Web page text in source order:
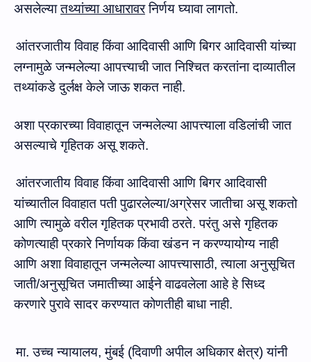
असलेल्यातथ्यांच्या आधारावरनिर्णय घ्यावा लागतो.
आंतरजातीय विवाह किंवा आदिवासी आणि बिगर आदिवासी यांच्या
लग्‍नामुळे जन्मलेल्या आपत्त्‍याची जात निश्चित करतांना दाव्‍यातील
तथ्यांकडे दुर्लक्ष केले जाऊ शकत नाही.
अशा प्रकारच्‍या विवाहातून जन्‍मलेल्‍या आपत्त्‍याला वडिलांची जात
असल्याचे गृहितक असू शकते.
आंतरजातीय विवाह किंवा आदिवासी आणिबिगरआदिवासी
यांच्यातील विवाहात पती पुढारलेल्‍या/अग्रेसर जातीचा असू शकतो
आणि त्‍यामुळे वरील गृहितक प्रभावी ठरते.परंतु असे गृहितक
कोणत्याही प्रकारे निर्णायक किंवा खंडननकरण्यायोग्य नाही
आणि अशा विवाहातून जन्‍मलेल्‍या आपत्त्‍यासाठी, त्‍यालाअनुसूचित
जाती/अनुसूचित जमातीच्या आईने वाढवलेला आहे हेसिध्‍द
करणारेपुरावेसादर करण्‍यात कोणतीही बाधा नाही.
मा. उच्च न्यायालय, मुंबई (दिवाणी अपील अधिकार क्षेत्र) यांनी